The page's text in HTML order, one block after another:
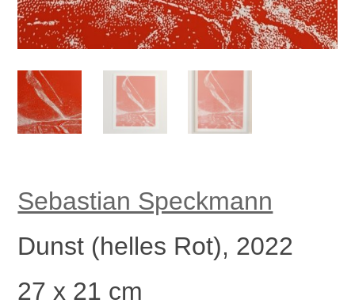
Sebastian Speckmann
Dunst (helles Rot), 2022
27 x 21 cm